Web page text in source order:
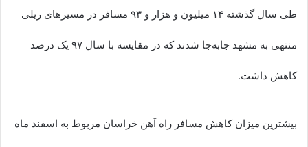
طی سال گذشته ۱۴ میلیون و هزار و ۹۳ مسافر در مسیرهای ریلی
منتهی به مشهد جابه‌جا شدند که در مقایسه با سال ۹۷ یک درصد
کاهش داشت.
بیشترین میزان کاهش مسافر راه آهن خراسان مربوط به اسفند ماه